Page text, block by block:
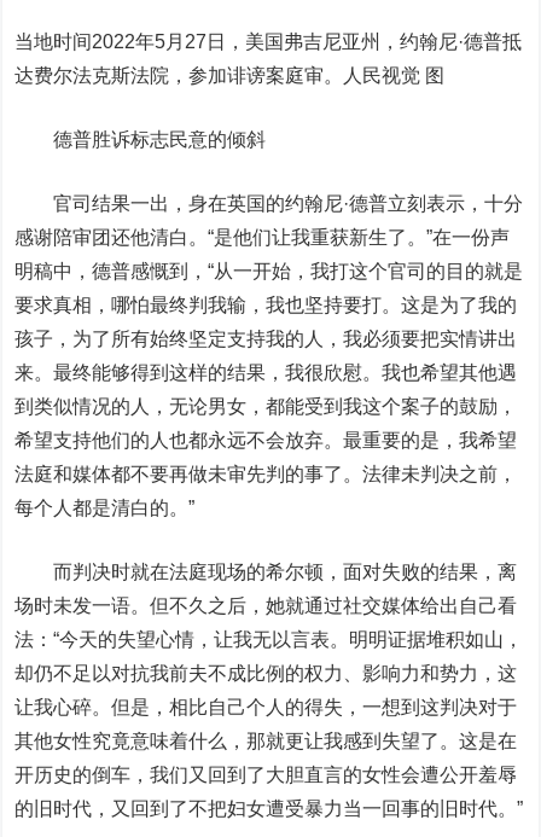
当地时间2022年5月27日，美国弗吉尼亚州，约翰尼·德普抵
达费尔法克斯法院，参加诽谤案庭审。人民视觉 图
德普胜诉标志民意的倾斜
官司结果一出，身在英国的约翰尼·德普立刻表示，十分
感谢陪审团还他清白。“是他们让我重获新生了。”在一份声
明稿中，德普感慨到，“从一开始，我打这个官司的目的就是
要求真相，哪怕最终判我输，我也坚持要打。这是为了我的
孩子，为了所有始终坚定支持我的人，我必须要把实情讲出
来。最终能够得到这样的结果，我很欣慰。我也希望其他遇
到类似情况的人，无论男女，都能受到我这个案子的鼓励，
希望支持他们的人也都永远不会放弃。最重要的是，我希望
法庭和媒体都不要再做未审先判的事了。法律未判决之前，
每个人都是清白的。”
而判决时就在法庭现场的希尔顿，面对失败的结果，离
场时未发一语。但不久之后，她就通过社交媒体给出自己看
法：“今天的失望心情，让我无以言表。明明证据堆积如山，
却仍不足以对抗我前夫不成比例的权力、影响力和势力，这
让我心碎。但是，相比自己个人的得失，一想到这判决对于
其他女性究竟意味着什么，那就更让我感到失望了。这是在
开历史的倒车，我们又回到了大胆直言的女性会遭公开羞辱
的旧时代，又回到了不把妇女遭受暴力当一回事的旧时代。”